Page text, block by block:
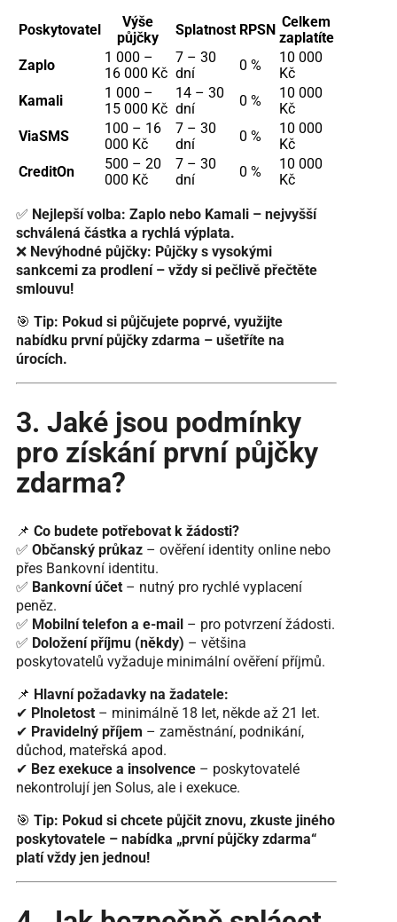
Poskytovatel
Výše
půjčky
Splatnost RPSN Celkem
zaplatíte
Zaplo
1 000 –
16 000 Kč
7 – 30
dní
0 %
10 000
Kč
Kamali
1 000 –
15 000 Kč
14 – 30
dní
0 %
10 000
Kč
ViaSMS
100 – 16
000 Kč
7 – 30
dní
0 %
10 000
Kč
CreditOn
500 – 20
000 Kč
7 – 30
dní
0 %
10 000
Kč
✅ Nejlepší volba: Zaplo nebo Kamali – nejvyšší
schválená částka a rychlá výplata.
❌ Nevýhodné půjčky: Půjčky s vysokými
sankcemi za prodlení – vždy si pečlivě přečtěte
smlouvu!
🎯 Tip: Pokud si půjčujete poprvé, využijte
nabídku první půjčky zdarma – ušetříte na
úrocích.
3. Jaké jsou podmínky
pro získání první půjčky
zdarma?
📌 Co budete potřebovat k žádosti?
✅ Občanský průkaz– ověření identity online nebo
přes Bankovní identitu.
✅ Bankovní účet– nutný pro rychlé vyplacení
peněz.
✅ Mobilní telefon a e-mail– pro potvrzení žádosti.
✅ Doložení příjmu (někdy) – většina
poskytovatelů vyžaduje minimální ověření příjmů.
📌 Hlavní požadavky na žadatele:
✔ Plnoletost– minimálně 18 let, někde až 21 let.
✔ Pravidelný příjem – zaměstnání, podnikání,
důchod, mateřská apod.
✔ Bez exekuce a insolvence– poskytovatelé
nekontrolují jen Solus, ale i exekuce.
🎯 Tip: Pokud si chcete půjčit znovu, zkuste jiného
poskytovatele – nabídka „první půjčky zdarma“
platí vždy jen jednou!